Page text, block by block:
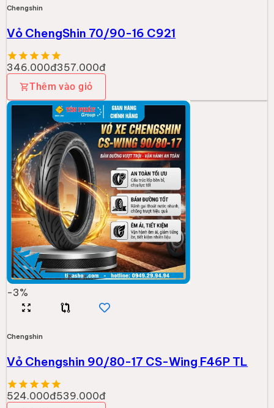
Chengshin
Vỏ ChengShin 70/90-16 C921
346.000đ357.000đ
Thêm vào giỏ
-3%
Chengshin
Vỏ Chengshin 90/80-17 CS-Wing F46P TL
524.000đ539.000đ